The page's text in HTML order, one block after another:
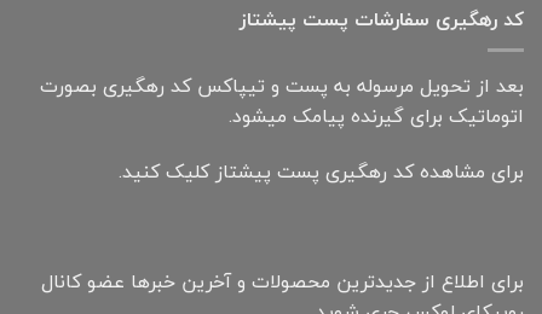
کد رهگیری سفارشات پست پیشتاز
بعد از تحویل مرسوله به پست و تیپاکس کد رهگیری بصورت
اتوماتیک برای گیرنده پیامک میشود.
برای مشاهده کد رهگیری پست پیشتاز کلیک کنید.
برای اطلاع از جدیدترین محصولات و آخرین خبرها عضو کانال